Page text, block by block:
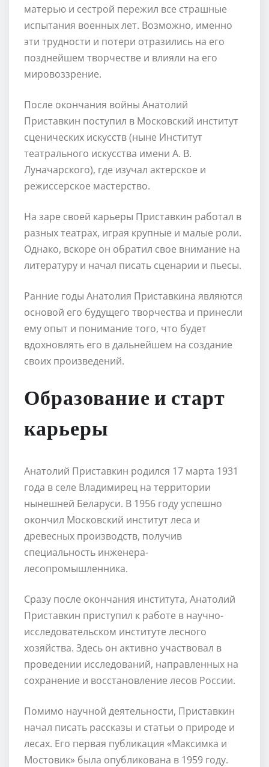
матерью и сестрой пережил все страшные
испытания военных лет. Возможно, именно
эти трудности и потери отразились на его
позднейшем творчестве и влияли на его
мировоззрение.
После окончания войны Анатолий
Приставкин поступил в Московский институт
сценических искусств (ныне Институт
театрального искусства имени А. В.
Луначарского), где изучал актерское и
режиссерское мастерство.
На заре своей карьеры Приставкин работал в
разных театрах, играя крупные и малые роли.
Однако, вскоре он обратил свое внимание на
литературу и начал писать сценарии и пьесы.
Ранние годы Анатолия Приставкина являются
основой его будущего творчества и принесли
ему опыт и понимание того, что будет
вдохновлять его в дальнейшем на создание
своих произведений.
Образование и старт
карьеры
Анатолий Приставкин родился 17 марта 1931
года в селе Владимирец на территории
нынешней Беларуси. В 1956 году успешно
окончил Московский институт леса и
древесных производств, получив
специальность инженера-
лесопромышленника.
Сразу после окончания института, Анатолий
Приставкин приступил к работе в научно-
исследовательском институте лесного
хозяйства. Здесь он активно участвовал в
проведении исследований, направленных на
сохранение и восстановление лесов России.
Помимо научной деятельности, Приставкин
начал писать рассказы и статьи о природе и
лесах. Его первая публикация «Максимка и
Мостовик» была опубликована в 1959 году.